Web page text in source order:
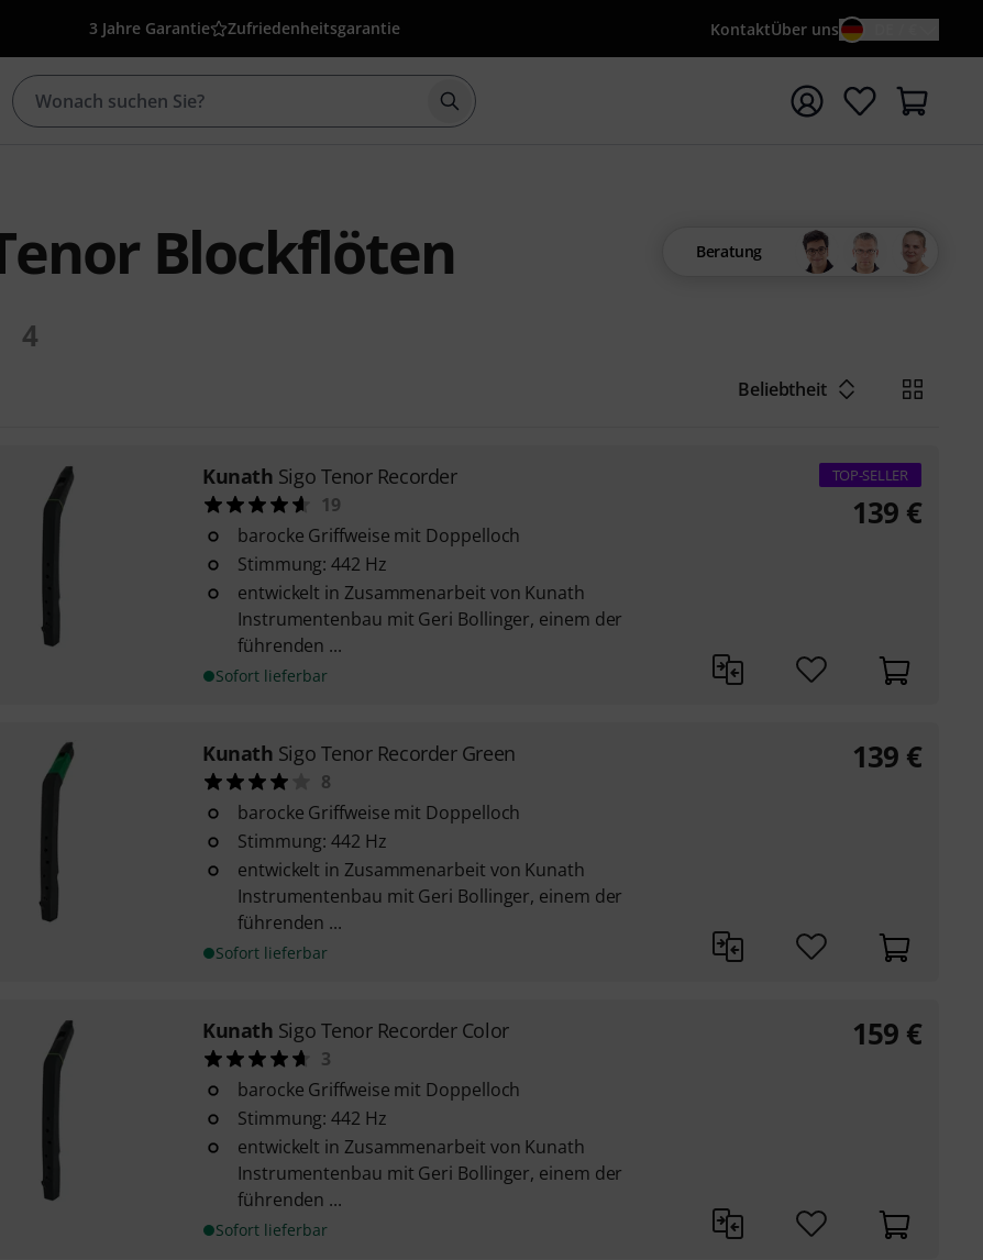
3 Jahre Garantie Zufriedenheitsgarantie KontaktÜber uns
Suche mit Suchwort {searchTerm} starten
Blockflöten
4
Beratung
Beliebtheit
Kunath Sigo Tenor Recorder
19
barocke Griffweise mit Doppelloch
Stimmung: 442 Hz
entwickelt in Zusammenarbeit von Kunath
Instrumentenbau mit Geri Bollinger, einem der
führenden ...
Sofort lieferbar
TOP-SELLER
139 €
Kunath Sigo Tenor Recorder Green
8
barocke Griffweise mit Doppelloch
Stimmung: 442 Hz
entwickelt in Zusammenarbeit von Kunath
Instrumentenbau mit Geri Bollinger, einem der
führenden ...
Sofort lieferbar
139 €
Kunath Sigo Tenor Recorder Color
3
barocke Griffweise mit Doppelloch
Stimmung: 442 Hz
entwickelt in Zusammenarbeit von Kunath
Instrumentenbau mit Geri Bollinger, einem der
führenden ...
Sofort lieferbar
159 €